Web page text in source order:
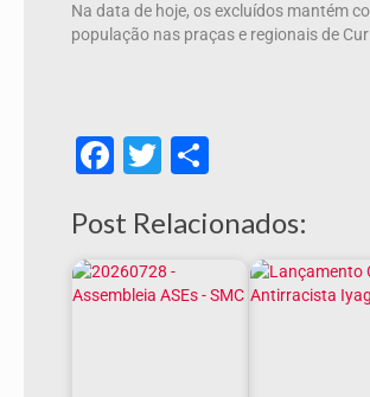
Na data de hoje, os excluídos mantém
população nas praças e regionais de
Facebook
Twitter
Post Relacionados: